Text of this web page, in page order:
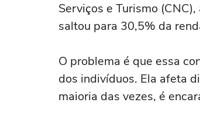
Serviços e Turismo
saltou para 30,5% da
O problema é que essa
dos indivíduos. Ela afeta
maioria das vezes, é